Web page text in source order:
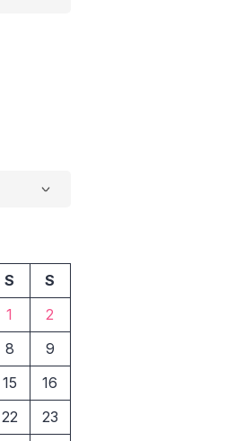
S
S
1
2
8
9
15
16
22
23